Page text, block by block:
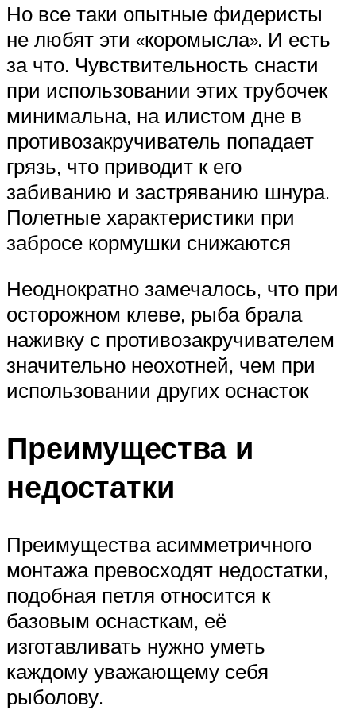
Но все таки опытные фидеристы
не любят эти «коромысла». И есть
за что. Чувствительность снасти
при использовании этих трубочек
минимальна, на илистом дне в
противозакручиватель попадает
грязь, что приводит к его
забиванию и застряванию шнура.
Полетные характеристики при
забросе кормушки снижаются
Неоднократно замечалось, что при
осторожном клеве, рыба брала
наживку с противозакручивателем
значительно неохотней, чем при
использовании других оснасток
Преимущества и
недостатки
Преимущества асимметричного
монтажа превосходят недостатки,
подобная петля относится к
базовым оснасткам, её
изготавливать нужно уметь
каждому уважающему себя
рыболову.